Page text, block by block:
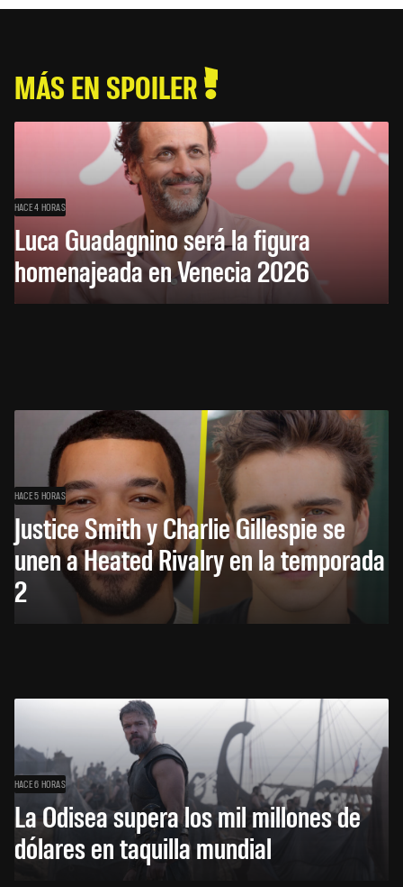
MÁS EN SPOILER
HACE 4 HORAS
Luca Guadagnino será la figura
homenajeada en Venecia 2026
HACE 5 HORAS
Justice Smith y Charlie Gillespie se
unen a Heated Rivalry en la temporada
2
HACE 6 HORAS
La Odisea supera los mil millones de
dólares en taquilla mundial